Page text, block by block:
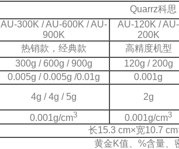
Quarrz科思
AU-300K / AU-600K / AU-
900K
AU-120K / AU-
200K
热销款，经典款
高精度机型
300g / 600g / 900g
120g / 200g
0.005g / 0.005g /0.01g
0.001g
4g / 4g / 5g
2g
0.001g/cm3 0.001g/cm3
长15.3 cm×宽10.7
黄金K值、%含量、